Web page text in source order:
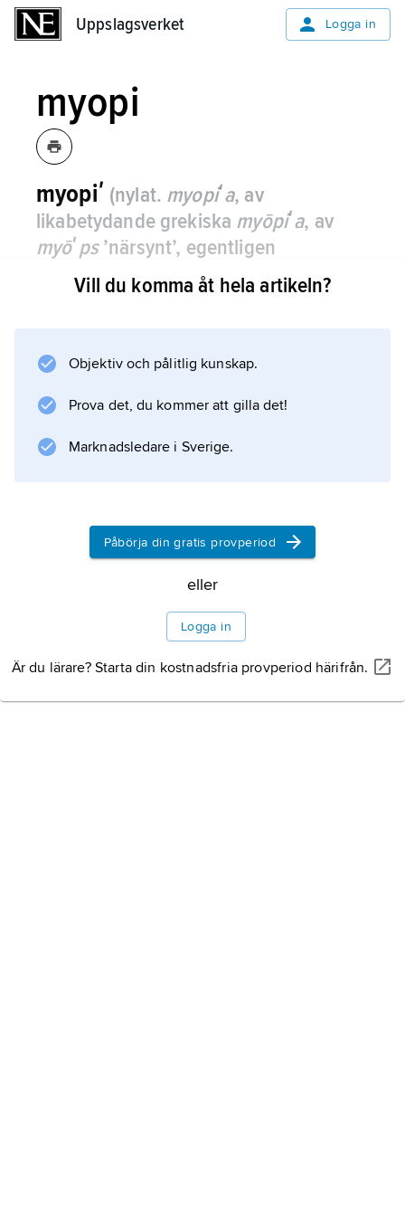
Uppslagsverket Logga in
myopi
myopiʹ (nylat. myopiʹa, av
likabetydande grekiska myōpiʹa, av
myōʹps’närsynt’, egentligen
’blundande’, ’blinkande’, av
myʹō
’stänga’, ’blunda’ ochōps’öga’,
närsynthet.
Se
brytningsfel
.
Information om artikeln
Vill du komma åt hela artikeln?
Objektiv och pålitlig kunskap.
Prova det, du kommer att gilla det!
Marknadsledare i Sverige.
Påbörja din gratis provperiod
eller
Logga in
Är du lärare? Starta din kostnadsfria provperiod härifrån.